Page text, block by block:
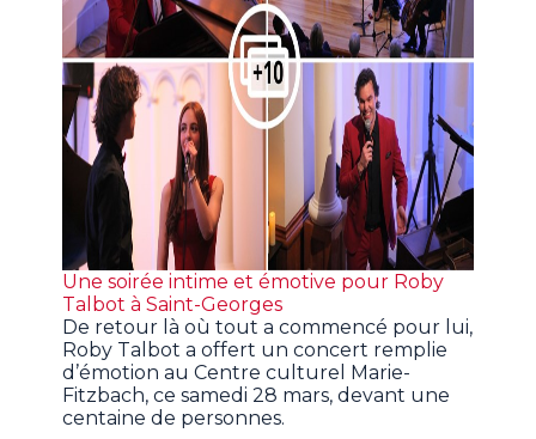
Une soirée intime et émotive pour Roby
Talbot à Saint-Georges
De retour là où tout a commencé pour lui,
Roby Talbot a offert un concert remplie
d’émotion au Centre culturel Marie-
Fitzbach, ce samedi 28 mars, devant une
centaine de personnes.